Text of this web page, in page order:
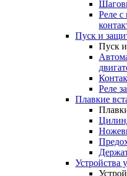
Реле
Пуск и
Пуск и
Реле
Плавкие
Устройства